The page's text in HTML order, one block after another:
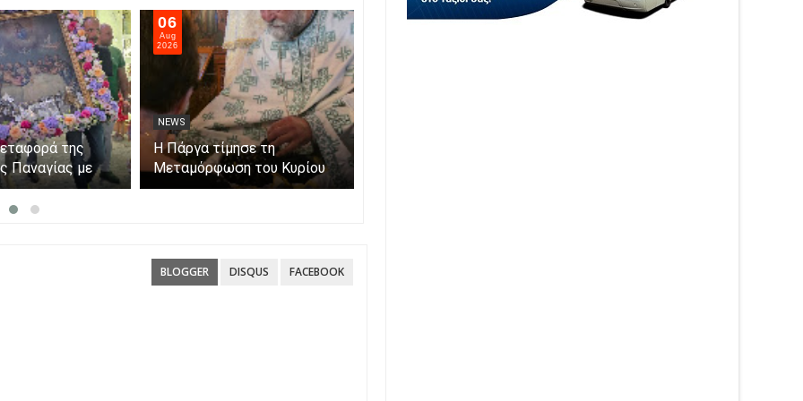
της
Παναγίας με
νησάκι.
06
Aug
2026
NEWS
Η Πάργα τίμησε τη
Μεταμόρφωση του Κυρίου
05
BLOGGER DISQUS FACEBOOK